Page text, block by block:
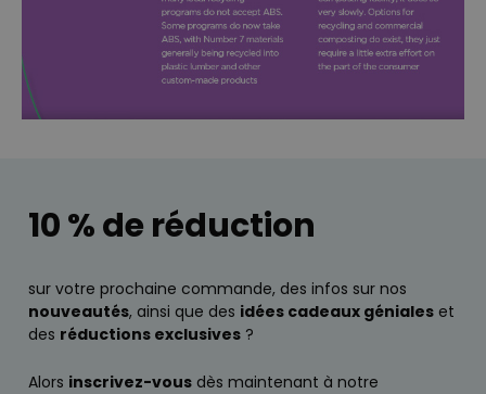
10 % de réduction
sur votre prochaine commande, des infos sur nos
nouveautés, ainsi que des idées cadeaux géniales et
des réductions exclusives ?
Alors inscrivez-vous dès maintenant à notre
NON CLASSÉ